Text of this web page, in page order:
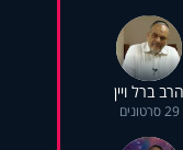
הרב ברל ויין
29 סרטונים